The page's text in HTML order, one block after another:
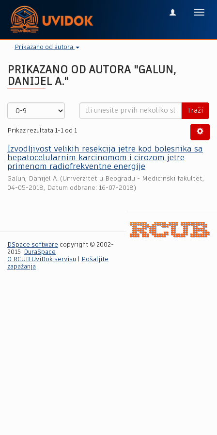
Prikazano od autora
PRIKAZANO OD AUTORA "GALUN,
DANIJEL A."
Traži
Prikaz rezultata 1-1 od 1
Izvodljivost velikih resekcija jetre kod bolesnika sa
hepatocelularnim karcinomom i cirozom jetre
primenom radiofrekventne energije
Galun, Danijel A. (Univerzitet u Beogradu - Medicinski fakultet,
04-05-2018, Datum odbrane: 16-07-2018)
DSpace software copyright © 2002-
2015
DuraSpace
O RCUB UviDok servisu
Pošaljite
zapažanja